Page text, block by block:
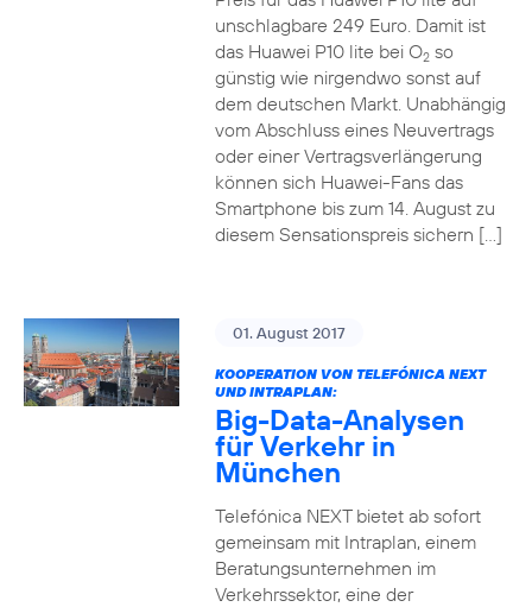
unschlagbare 249 Euro. Damit ist
das Huawei P10 lite bei O2so
günstig wie nirgendwo sonst auf
dem deutschen Markt. Unabhängig
vom Abschluss eines Neuvertrags
oder einer Vertragsverlängerung
können sich Huawei-Fans das
Smartphone bis zum 14. August zu
diesem Sensationspreis sichern […]
01. August 2017
KOOPERATION VON TELEFÓNICA NEXT
UND INTRAPLAN:
Big-Data-Analysen
für Verkehr in
München
Telefónica NEXT bietet ab sofort
gemeinsam mit Intraplan, einem
Beratungsunternehmen im
Verkehrssektor, eine der